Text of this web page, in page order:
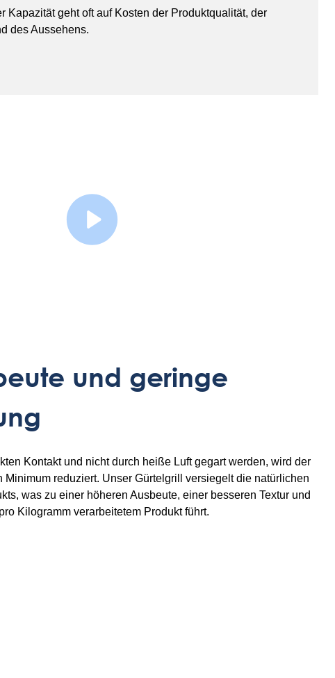
Kapazität geht oft auf Kosten der Produktqualität, der
des Aussehens.
und geringe
Kontakt und nicht durch heiße Luft gegart werden, wird der
Minimum reduziert. Unser Gürtelgrill versiegelt die natürlichen
was zu einer höheren Ausbeute, einer besseren Textur und
Kilogramm verarbeitetem Produkt führt.